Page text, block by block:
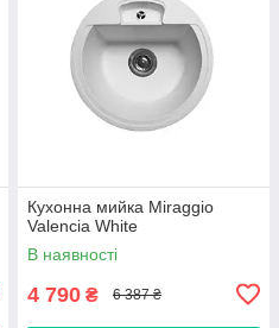
Кухонна мийка Miraggio
Valencia White
В наявності
4 790 ₴ 6 387 ₴